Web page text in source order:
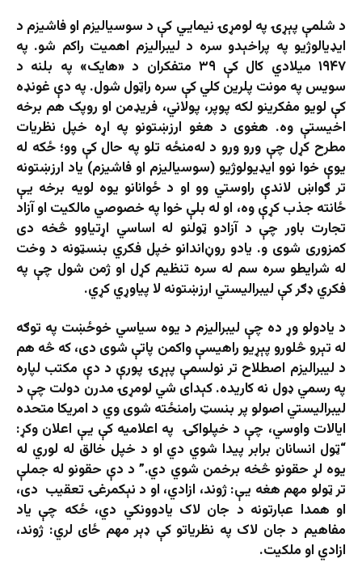
د شلمې پېړۍ په لومړۍ نیمایي کې د سوسیالیزم او فاشیزم د
ایډیالوژیو په پراخېدو سره د لیبرالیزم اهمیت راکم شو. په
۱۹۴۷ میلادي کال کې ۳۹ متفکران د «هایک» په بلنه د
سویس په مونت پلرین کلي کې سره راټول شول. په دې غونډه
کې لویو مفکرینو لکه پوپر، پولاني، فریډمن او روپک هم برخه
اخیستې وه. هغوی د هغو ارزښتونو په اړه خپل نظریات
مطرح کړل چې ورو ورو د له‌منځه تلو په حال کې وو؛ ځکه له
یوې خوا نوو ایډیولوژیو (سوسیالیزم او فاشیزم) یاد ارزښتونه
تر ګواښ لاندې راوستي وو او د ځوانانو یوه لویه برخه یې
ځانته جذب کړې وه، او له بلې خوا په خصوصي مالکیت او آزاد
تجارت باور چې د آزادو ټولنو له اساسي اړتیاوو څخه دی
کمزوری شوی و. یادو روڼ‌اندانو خپل فکري بنسټونه د وخت
له شرایطو سره سم له سره تنظیم کړل او ژمن شول چې په
فکري ډګر کې لیبرالیستي ارزښتونه لا پیاوړي کړي.
د یادولو وړ ده چې لیبرالیزم د یوه سیاسي خوځښت په توګه
له تېرو څلورو پېړیو راهیسې واکمن پاتې شوی دی، که څه هم
د لیبرالیزم اصطلاح تر نولسمې پېړۍ پورې د دې مکتب لپاره
په رسمي ډول نه کاریده. کېدای شي لومړۍ مدرن دولت چې د
لیبراليستي اصولو پر بنسټ رامنځته شوی وي د امریکا متحده
ایالات واوسي، چې د خپلواکۍ په اعلامیه کې یې اعلان وکړ:
“ټول انسانان برابر پیدا شوي دي او د خپل خالق له‌ لوري له
یوه لړ حقونو څخه برخمن شوي دي.” د دې حقونو له جملې
تر ټولو مهم‌ هغه یې: ژوند، ازادي، او د نېکمرغۍ تعقیب دی،
او همدا عبارتونه د جان لاک یادوونکي دي، ځکه چې یاد
مفاهیم د جان لاک په نظریاتو کې ډېر مهم ځای لري: ژوند،
ازادي او ملکیت.